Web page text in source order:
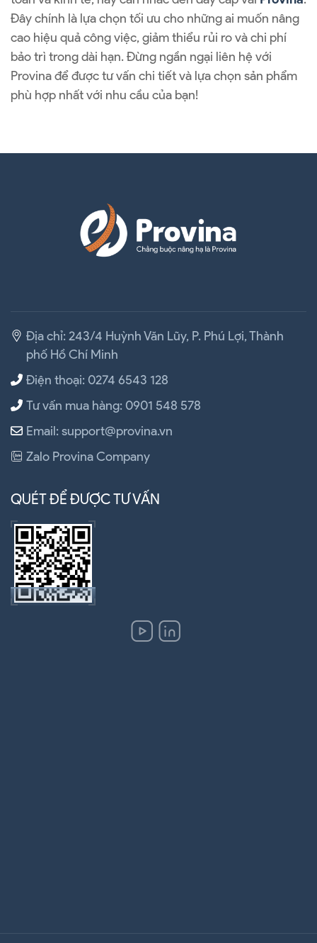
Đây chính là lựa chọn tối ưu cho những ai muốn nâng
cao hiệu quả công việc, giảm thiểu rủi ro và chi phí
bảo trì trong dài hạn. Đừng ngần ngại liên hệ với
Provina để được tư vấn chi tiết và lựa chọn sản phẩm
phù hợp nhất với nhu cầu của bạn!
Địa chỉ: 243/4 Huỳnh Văn Lũy, P. Phú Lợi, Thành
phố Hồ Chí Minh
Điện thoại: 0274 6543 128
Tư vấn mua hàng: 0901 548 578
Email: support@provina.vn
Zalo Provina Company
QUÉT ĐỂ ĐƯỢC TƯ VẤN